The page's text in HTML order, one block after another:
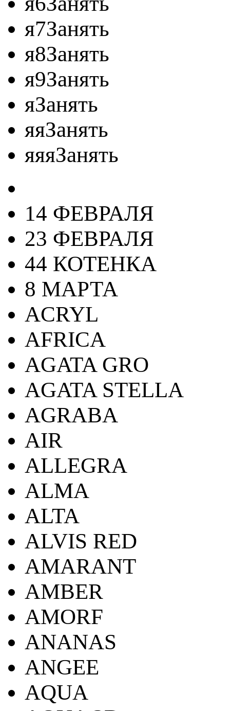
я7Занять
я8Занять
я9Занять
яЗанять
яяЗанять
яяяЗанять
14 ФЕВРАЛЯ
23 ФЕВРАЛЯ
44 КОТЕНКА
8 МАРТА
ACRYL
AFRICA
AGATA GRO
AGATA STELLA
AGRABA
AIR
ALLEGRA
ALMA
ALTA
ALVIS RED
AMARANT
AMBER
AMORF
ANANAS
ANGEE
AQUA